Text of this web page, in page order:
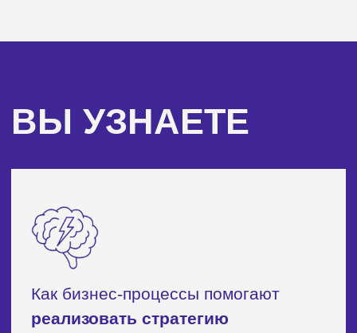
даю согласие на
рекламно-информационных материалов